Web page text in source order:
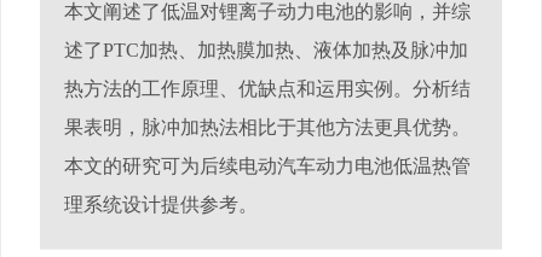
本文阐述了低温对锂离子动力电池的影响，并综
述了PTC加热、加热膜加热、液体加热及脉冲加
热方法的工作原理、优缺点和运用实例。分析结
果表明，脉冲加热法相比于其他方法更具优势。
本文的研究可为后续电动汽车动力电池低温热管
理系统设计提供参考。